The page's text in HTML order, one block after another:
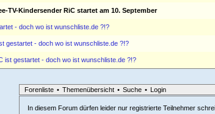
TV-Kindersender RiC startet am 10. September
- doch wo ist wunschliste.de ?!?
gestartet - doch wo ist wunschliste.de ?!?
ist gestartet - doch wo ist wunschliste.de ?!?
Forenliste • Themenübersicht • Suche • Login
In diesem Forum dürfen leider nur registrierte Teilnehmer